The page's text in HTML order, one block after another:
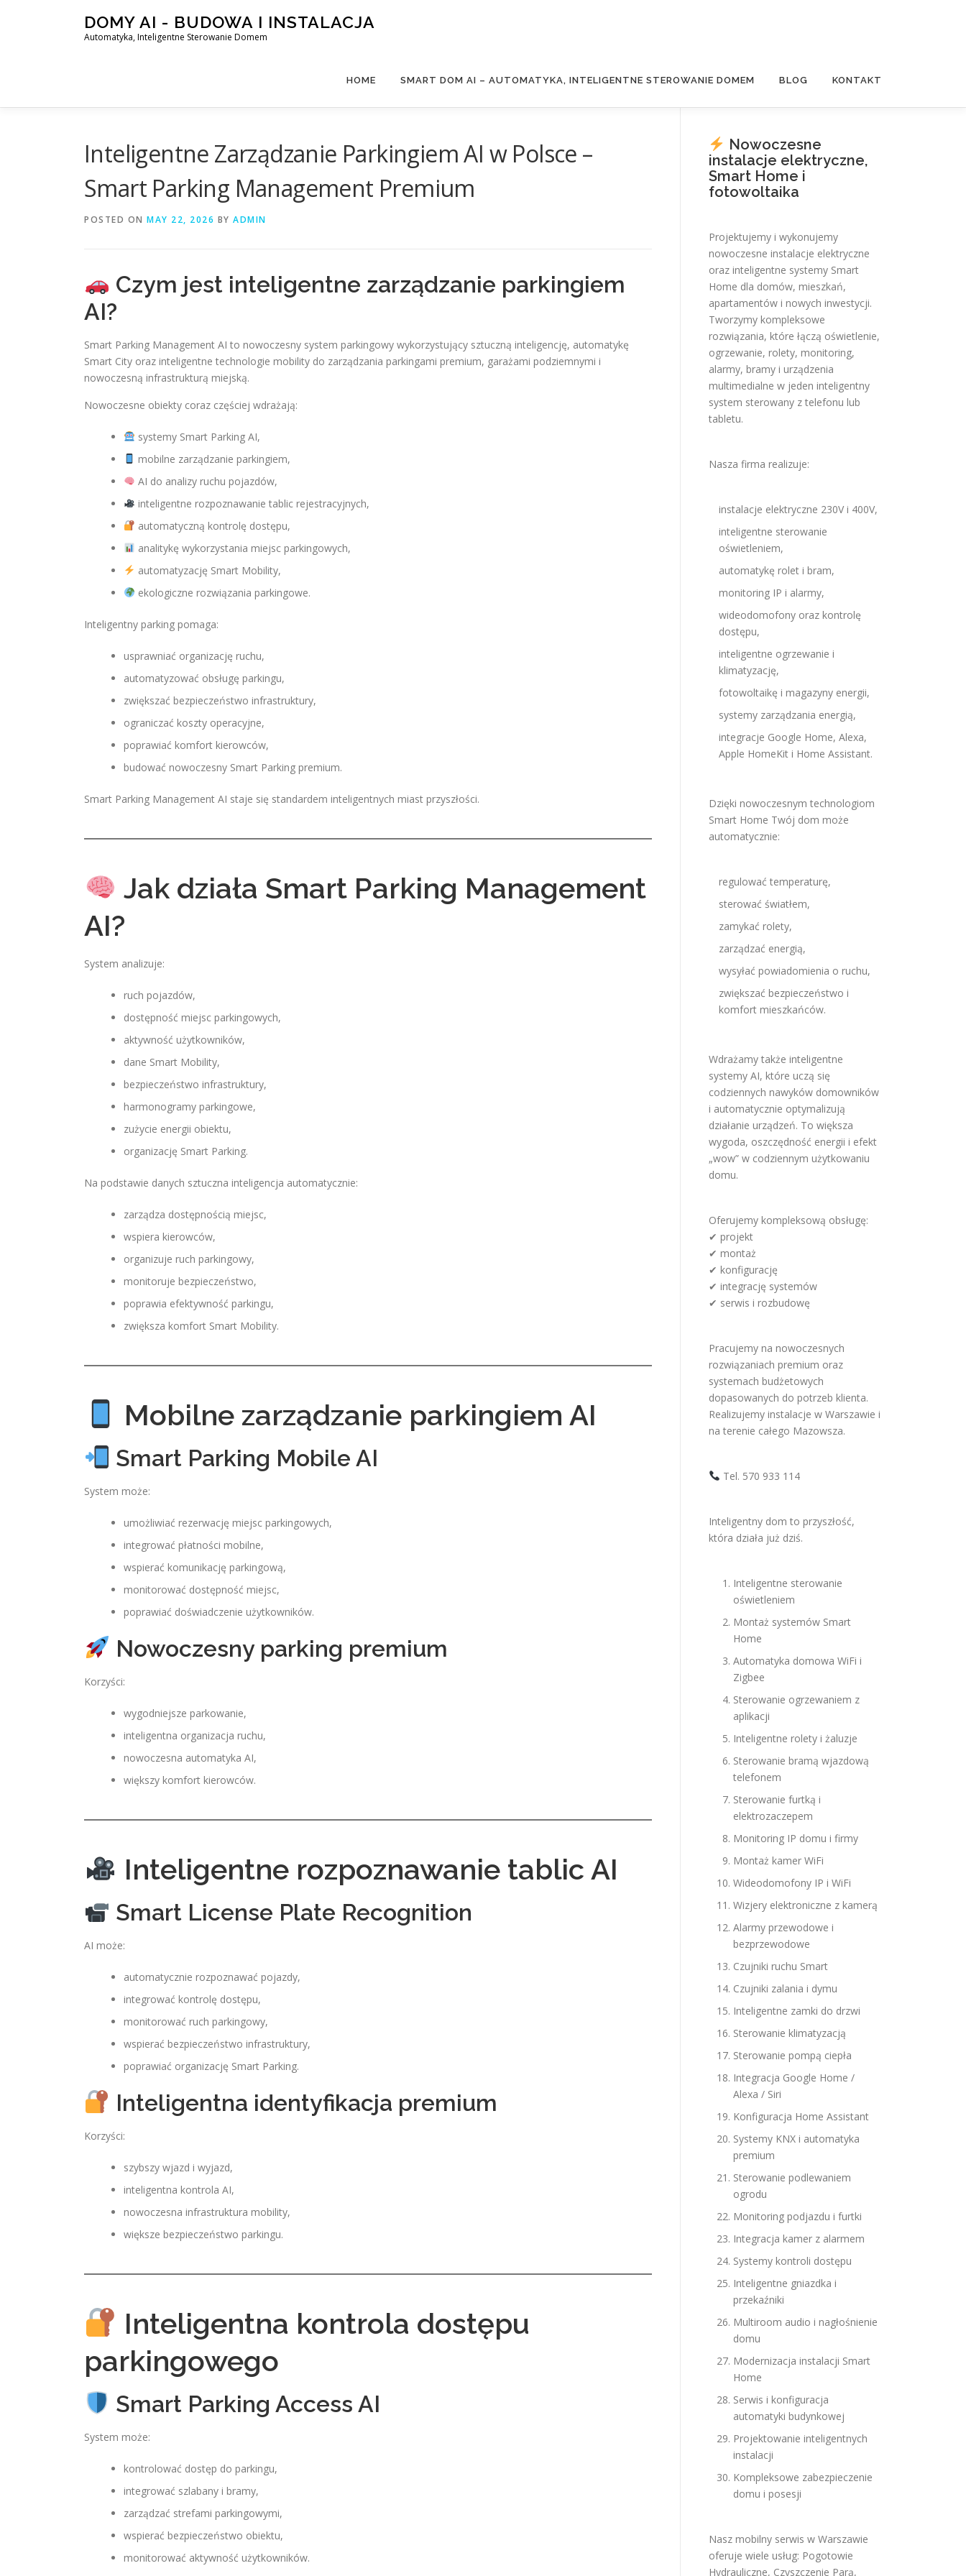
DOMY AI - BUDOWA I INSTALACJA
Automatyka, Inteligentne Sterowanie Domem
HOME SMART DOM AI – AUTOMATYKA, INTELIGENTNE STEROWANIE DOMEM BLOG KONTAKT
Inteligentne Zarządzanie Parkingiem AI w Polsce –
Smart Parking Management Premium
POSTED ON MAY 22, 2026 BY ADMIN
Czym jest inteligentne zarządzanie parkingiem
AI?
Smart Parking Management AI to nowoczesny system parkingowy wykorzystujący sztuczną inteligencję, automatykę
Smart City oraz inteligentne technologie mobility do zarządzania parkingami premium, garażami podziemnymi i
nowoczesną infrastrukturą miejską.
Nowoczesne obiekty coraz częściej wdrażają:
systemy Smart Parking AI,
mobilne zarządzanie parkingiem,
AI do analizy ruchu pojazdów,
inteligentne rozpoznawanie tablic rejestracyjnych,
automatyczną kontrolę dostępu,
analitykę wykorzystania miejsc parkingowych,
automatyzację Smart Mobility,
ekologiczne rozwiązania parkingowe.
Inteligentny parking pomaga:
usprawniać organizację ruchu,
automatyzować obsługę parkingu,
zwiększać bezpieczeństwo infrastruktury,
ograniczać koszty operacyjne,
poprawiać komfort kierowców,
budować nowoczesny Smart Parking premium.
Smart Parking Management AI staje się standardem inteligentnych miast przyszłości.
Jak działa Smart Parking Management
AI?
System analizuje:
ruch pojazdów,
dostępność miejsc parkingowych,
aktywność użytkowników,
dane Smart Mobility,
bezpieczeństwo infrastruktury,
harmonogramy parkingowe,
zużycie energii obiektu,
organizację Smart Parking.
Na podstawie danych sztuczna inteligencja automatycznie:
zarządza dostępnością miejsc,
wspiera kierowców,
organizuje ruch parkingowy,
monitoruje bezpieczeństwo,
poprawia efektywność parkingu,
zwiększa komfort Smart Mobility.
Mobilne zarządzanie parkingiem AI
Smart Parking Mobile AI
System może:
umożliwiać rezerwację miejsc parkingowych,
integrować płatności mobilne,
wspierać komunikację parkingową,
monitorować dostępność miejsc,
poprawiać doświadczenie użytkowników.
Nowoczesny parking premium
Korzyści:
wygodniejsze parkowanie,
inteligentna organizacja ruchu,
nowoczesna automatyka AI,
większy komfort kierowców.
Inteligentne rozpoznawanie tablic AI
Smart License Plate Recognition
AI może:
automatycznie rozpoznawać pojazdy,
integrować kontrolę dostępu,
monitorować ruch parkingowy,
wspierać bezpieczeństwo infrastruktury,
poprawiać organizację Smart Parking.
Inteligentna identyfikacja premium
Korzyści:
szybszy wjazd i wyjazd,
inteligentna kontrola AI,
nowoczesna infrastruktura mobility,
większe bezpieczeństwo parkingu.
Inteligentna kontrola dostępu
parkingowego
Smart Parking Access AI
System może:
kontrolować dostęp do parkingu,
integrować szlabany i bramy,
zarządzać strefami parkingowymi,
wspierać bezpieczeństwo obiektu,
monitorować aktywność użytkowników.
Nowoczesne
instalacje elektryczne,
Smart Home i
fotowoltaika
Projektujemy i wykonujemy
nowoczesne instalacje elektryczne
oraz inteligentne systemy Smart
Home dla domów, mieszkań,
apartamentów i nowych inwestycji.
Tworzymy kompleksowe
rozwiązania, które łączą oświetlenie,
ogrzewanie, rolety, monitoring,
alarmy, bramy i urządzenia
multimedialne w jeden inteligentny
system sterowany z telefonu lub
tabletu.
Nasza firma realizuje:
instalacje elektryczne 230V i 400V,
inteligentne sterowanie
oświetleniem,
automatykę rolet i bram,
monitoring IP i alarmy,
wideodomofony oraz kontrolę
dostępu,
inteligentne ogrzewanie i
klimatyzację,
fotowoltaikę i magazyny energii,
systemy zarządzania energią,
integracje Google Home, Alexa,
Apple HomeKit i Home Assistant.
Dzięki nowoczesnym technologiom
Smart Home Twój dom może
automatycznie:
regulować temperaturę,
sterować światłem,
zamykać rolety,
zarządzać energią,
wysyłać powiadomienia o ruchu,
zwiększać bezpieczeństwo i
komfort mieszkańców.
Wdrażamy także inteligentne
systemy AI, które uczą się
codziennych nawyków domowników
i automatycznie optymalizują
działanie urządzeń. To większa
wygoda, oszczędność energii i efekt
„wow” w codziennym użytkowaniu
domu.
Oferujemy kompleksową obsługę:
✔ projekt
✔ montaż
✔ konfigurację
✔ integrację systemów
✔ serwis i rozbudowę
Pracujemy na nowoczesnych
rozwiązaniach premium oraz
systemach budżetowych
dopasowanych do potrzeb klienta.
Realizujemy instalacje w Warszawie i
na terenie całego Mazowsza.
Tel. 570 933 114
Inteligentny dom to przyszłość,
która działa już dziś.
Inteligentne sterowanie
oświetleniem
Montaż systemów Smart
Home
Automatyka domowa WiFi i
Zigbee
Sterowanie ogrzewaniem z
aplikacji
Inteligentne rolety i żaluzje
Sterowanie bramą wjazdową
telefonem
Sterowanie furtką i
elektrozaczepem
Monitoring IP domu i firmy
Montaż kamer WiFi
Wideodomofony IP i WiFi
Wizjery elektroniczne z kamerą
Alarmy przewodowe i
bezprzewodowe
Czujniki ruchu Smart
Czujniki zalania i dymu
Inteligentne zamki do drzwi
Sterowanie klimatyzacją
Sterowanie pompą ciepła
Integracja Google Home /
Alexa / Siri
Konfiguracja Home Assistant
Systemy KNX i automatyka
premium
Sterowanie podlewaniem
ogrodu
Monitoring podjazdu i furtki
Integracja kamer z alarmem
Systemy kontroli dostępu
Inteligentne gniazdka i
przekaźniki
Multiroom audio i nagłośnienie
domu
Modernizacja instalacji Smart
Home
Serwis i konfiguracja
automatyki budynkowej
Projektowanie inteligentnych
instalacji
Kompleksowe zabezpieczenie
domu i posesji
Nasz mobilny serwis w Warszawie
oferuje wiele usług: Pogotowie
Hydrauliczne, Czyszczenie Parą,